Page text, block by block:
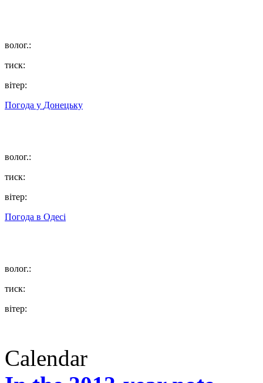
волог.:
тиск:
вітер:
Погода у Донецьку
волог.:
тиск:
вітер:
Погода в Одесі
волог.:
тиск:
вітер:
Calendar